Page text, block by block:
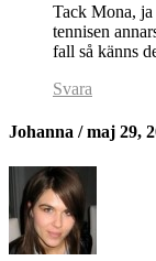
Tack Mona, ja
tennisen
fall så känns
Svara
Johanna / maj 29,